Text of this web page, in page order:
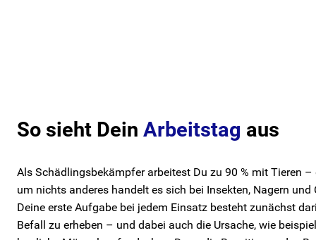
So sieht Dein Arbeitstag aus
Als Schädlingsbekämpfer arbeitest Du zu 90 % mit Tieren –
um nichts anderes handelt es sich bei Insekten, Nagern und
Deine erste Aufgabe bei jedem Einsatz besteht zunächst
Befall zu erheben – und dabei auch die Ursache, wie